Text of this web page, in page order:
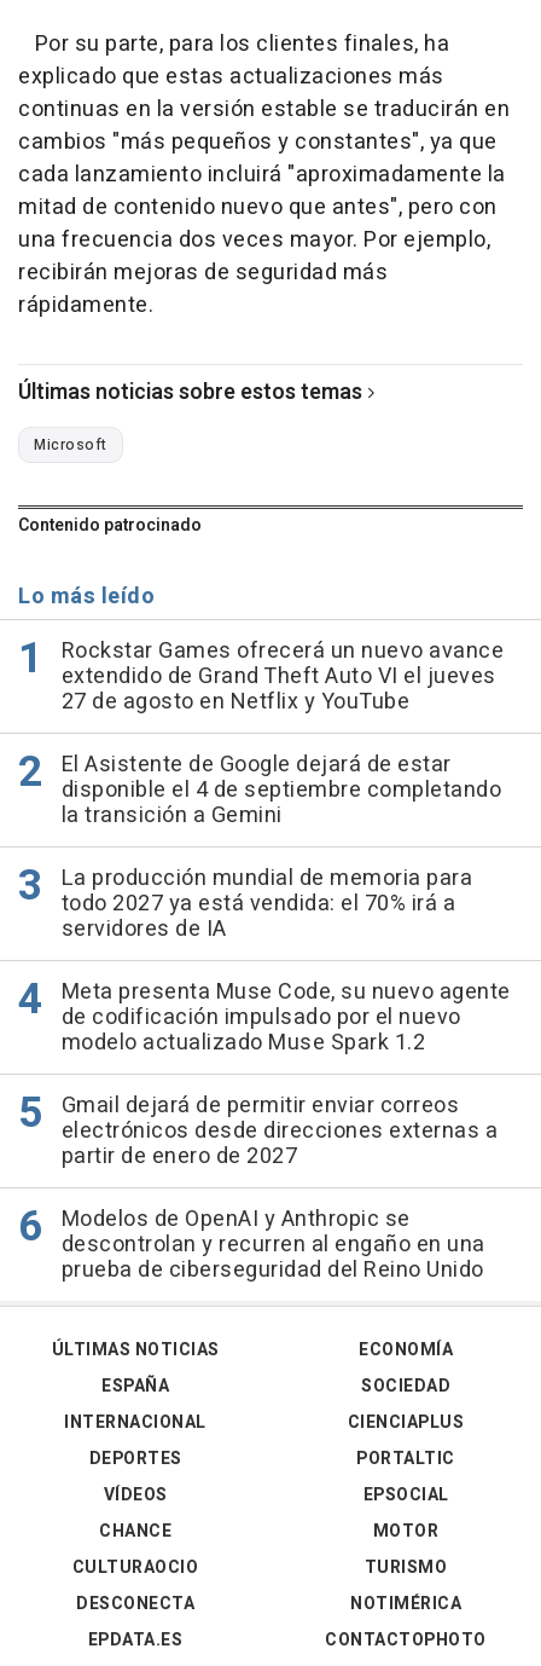
Por su parte, para los clientes finales, ha
explicado que estas actualizaciones más
continuas en la versión estable se traducirán en
cambios "más pequeños y constantes", ya que
cada lanzamiento incluirá "aproximadamente la
mitad de contenido nuevo que antes", pero con
una frecuencia dos veces mayor. Por ejemplo,
recibirán mejoras de seguridad más
rápidamente.
Últimas noticias sobre estos temas
Microsoft
Contenido patrocinado
Lo más leído
Rockstar Games ofrecerá un nuevo avance
extendido de Grand Theft Auto VI el jueves
27 de agosto en Netflix y YouTube
El Asistente de Google dejará de estar
disponible el 4 de septiembre completando
la transición a Gemini
La producción mundial de memoria para
todo 2027 ya está vendida: el 70% irá a
servidores de IA
Meta presenta Muse Code, su nuevo agente
de codificación impulsado por el nuevo
modelo actualizado Muse Spark 1.2
Gmail dejará de permitir enviar correos
electrónicos desde direcciones externas a
partir de enero de 2027
Modelos de OpenAI y Anthropic se
descontrolan y recurren al engaño en una
prueba de ciberseguridad del Reino Unido
ÚLTIMAS NOTICIAS
ESPAÑA
INTERNACIONAL
DEPORTES
VÍDEOS
ECONOMÍA
SOCIEDAD
CIENCIAPLUS
PORTALTIC
EPSOCIAL
CHANCE
CULTURAOCIO
DESCONECTA
EPDATA.ES
MOTOR
TURISMO
NOTIMÉRICA
CONTACTOPHOTO